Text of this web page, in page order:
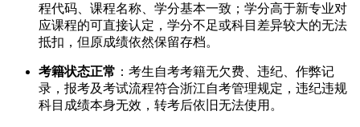
程代码、课程名称、学分基本一致；学分高于新专业对
应课程的可直接认定，学分不足或科目差异较大的无法
抵扣，但原成绩依然保留存档。
考籍状态正常 ：考生自考考籍无欠费、违纪、作弊记
录，报考及考试流程符合浙江自考管理规定，违纪违规
科目成绩本身无效，转考后依旧无法使用。